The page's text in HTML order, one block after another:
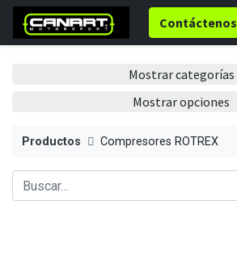
Contáctenos
Mostrar categorías
Mostrar opciones
Productos Compresores ROTREX